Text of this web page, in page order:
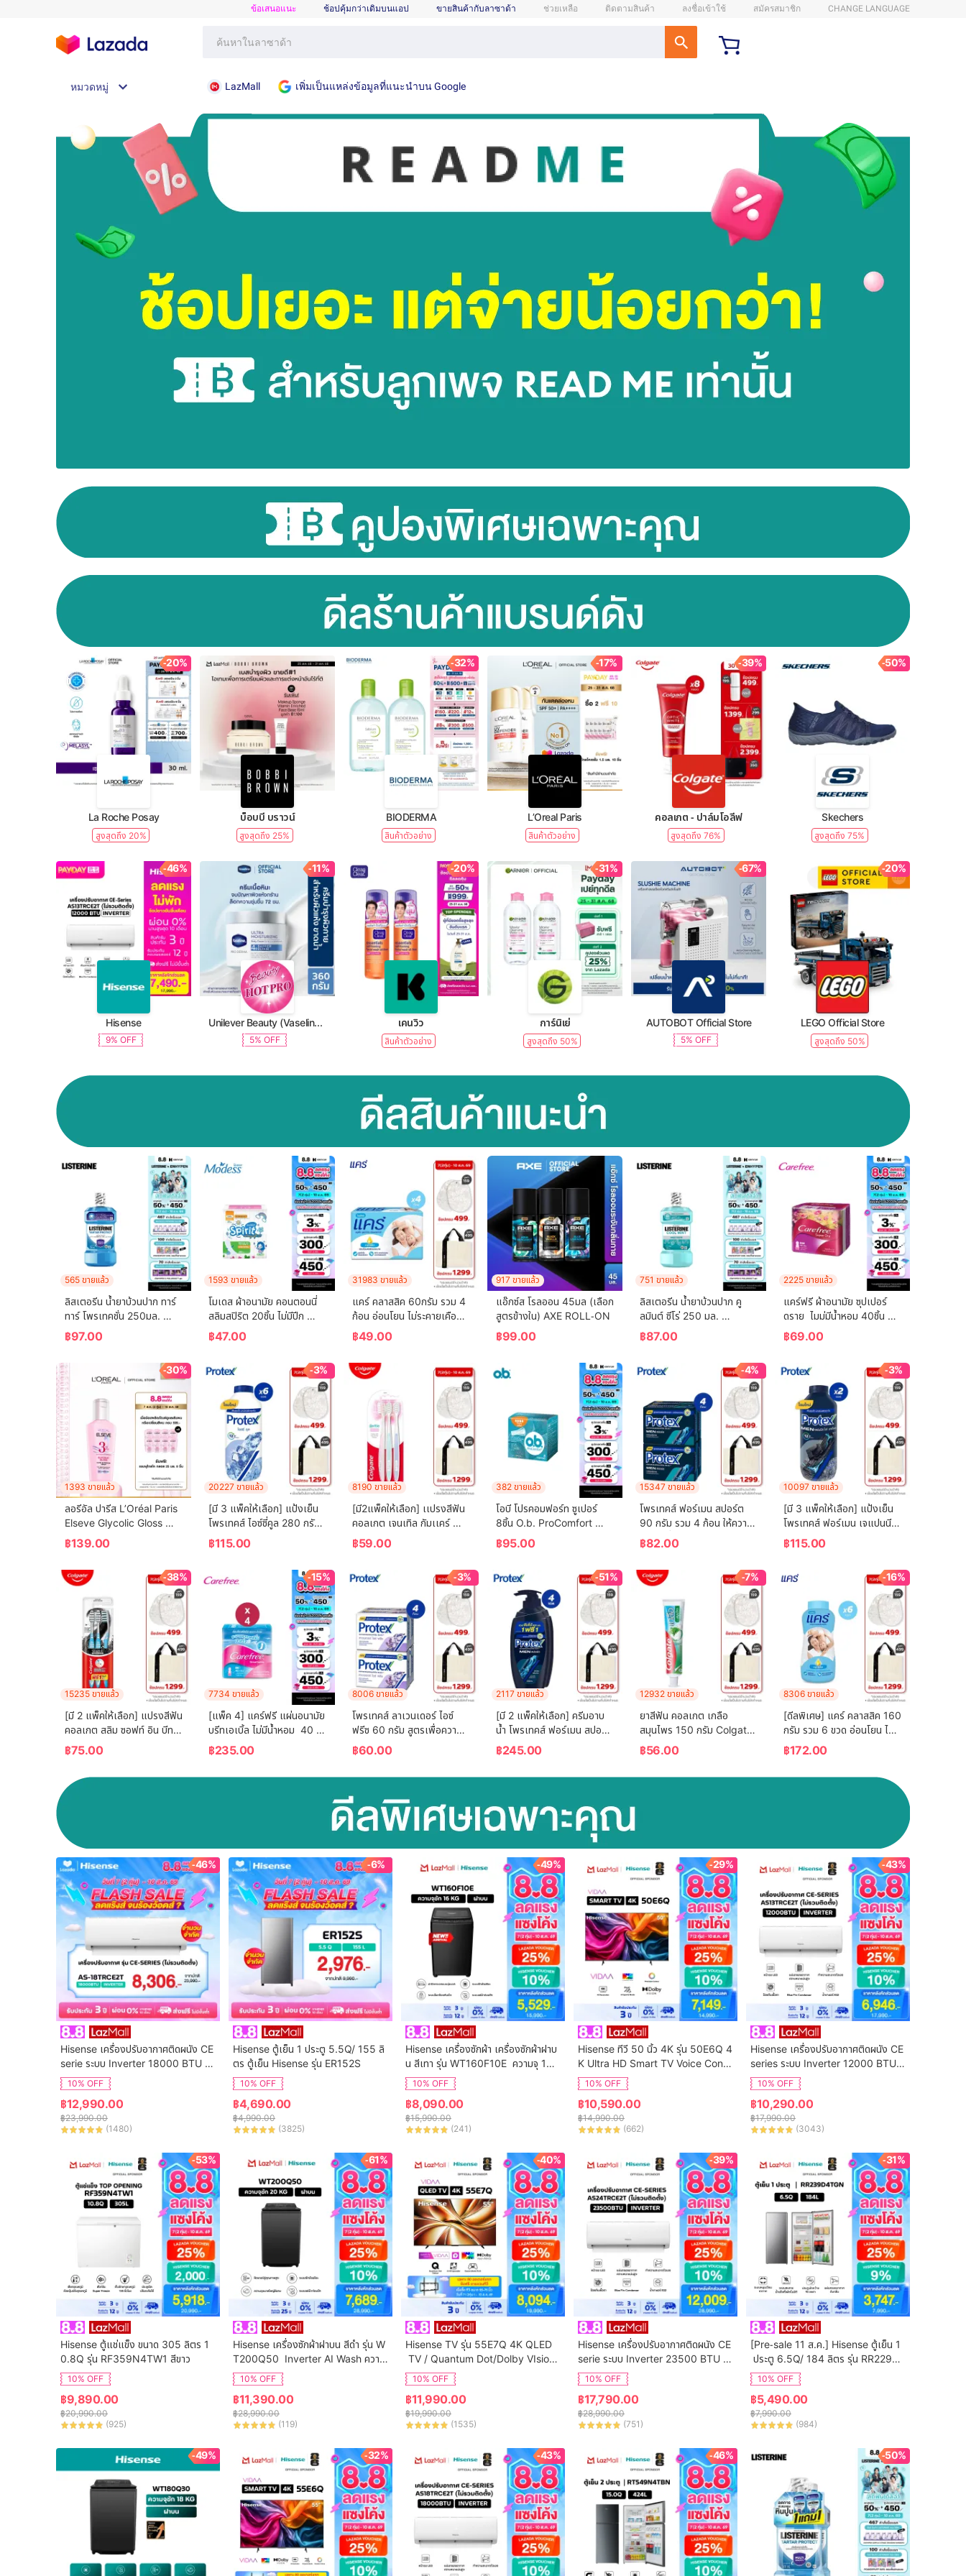
ข้อเสนอแนะ ช้อปคุ้มกว่าเดิมบนแอป ขายสินค้ากับลาซาด้า ช่วยเหลือ ติดตามสินค้า ลงชื่อเข้าใช้ สมัครสมาชิก CHANGE LANGUAGE
หมวดหมู่ LazMall เพิ่มเป็นแหล่งข้อมูลที่แนะนำบน Google
-20%
La Roche Posay
สูงสุดถึง 20%
บ็อบบี้ บราวน์
สูงสุดถึง 25%
-32%
BIODERMA
สินค้าตัวอย่าง
-17%
L’Oreal Paris
สินค้าตัวอย่าง
-39%
คอลเกต - ปาล์มโอลีฟ
สูงสุดถึง 76%
-50%
Skechers
สูงสุดถึง 75%
-46%
Hisense
9% OFF
-11%
Unilever Beauty (Vaseline, Dove, TRESemme, Clear)
5% OFF
-20%
เคนวิว
สินค้าตัวอย่าง
-31%
การ์นิเย่
สูงสุดถึง 50%
-67%
AUTOBOT Official Store
5% OFF
-20%
LEGO Official Store
สูงสุดถึง 50%
565 ขายแล้ว
ลิสเตอรีน น้ำยาบ้วนปาก ทาร์
ทาร์ โพรเทคชั่น 250มล.
Listerine mouthwash
Tartar Protection 250ml.
฿97.00
1593 ขายแล้ว
โมเดส ผ้าอนามัย คอนตอนนี่
สลิมสปิริต 20ชิ้น ไม่มีปีก
Modess Sanitary Napkin
Cottony Slim Spirit 20
฿47.00
31983 ขายแล้ว
แคร์ คลาสสิค 60กรัม รวม 4
ก้อน อ่อนโยน ไม่ระคายเคือง
(สบู่เด็ก) Care Classic Bar
Soap 60g Total 4 Pcs
Gently Cleanses Baby's
Skin (Bar Soap, Baby
Soap, Baby Body Wash)
฿49.00
917 ขายแล้ว
แอ๊กซ์ส โรลออน 45มล (เลือก
สูตรข้างใน) AXE ROLL-ON
฿99.00
751 ขายแล้ว
ลิสเตอรีน น้ำยาบ้วนปาก คู
ลมินต์ ซีโร่ 250 มล.
Listerine mouthwash
Coolmint Zero 250 ml.
฿87.00
2225 ขายแล้ว
แคร์ฟรี ผ้าอนามัย ซุปเปอร์
ดราย  ไมม่มีน้ำหอม 40ชิ้น
Carefree Panty Liner
Super Dry Fragrance-
฿69.00
-30%
1393 ขายแล้ว
ลอรีอัล ปารีส L’Oréal Paris
Elseve Glycolic Gloss
Serum 80ml เซรั่มบำรุงผม
เพื่อผมกลอส เงางาม ผมสวย
สุขภาพดี ปกป้องเส้นผม
฿139.00
-3%
20227 ขายแล้ว
[มี 3 แพ็คให้เลือก] แป้งเย็น
โพรเทคส์ ไอซ์ซี่คูล 280 กรัม
Protex Talcum Powder
Icy Cool 280g
฿115.00
8190 ขายแล้ว
[มี2แพ็คให้เลือก] เเปรงสีฟัน
คอลเกต เจนเทิล กัมเเคร์
(คละสี)  Colgate Gentle
Gum Care (mixed color)
฿59.00
382 ขายแล้ว
โอบี โปรคอมฟอร์ท ซูเปอร์
8ชิ้น O.b. ProComfort
(Blossom) Super 8 ผ้า
อนามัยแบบสอด
฿95.00
-4%
15347 ขายแล้ว
โพรเทคส์ ฟอร์เมน สปอร์ต
90 กรัม รวม 4 ก้อน ให้ความ
เย็นสดชื่นยาวนาน (สบู่ก้อน)
Protex For Men Sport
90g Total 4 Pcs Helps
Reduce Bacteria
Accumulation (Bar Soap)
฿82.00
-3%
10097 ขายแล้ว
[มี 3 แพ็คให้เลือก] แป้งเย็น
โพรเทคส์ ฟอร์เมน เจแปนนีส
ไวท์ ชาร์โคล 280 กรัม
Protex Talcum Powder
For Men Japanese White
Charcoal 280g
฿115.00
-38%
15235 ขายแล้ว
[มี 2 แพ็คให้เลือก] แปรงสีฟัน
คอลเกต สลิม ซอฟท์ อิน บีทวี
น คลีน ชาร์โคล   (คละสี)
Colgate Slim Soft In
Between Clean Charcoal
Toothbrush  (mixed
฿75.00
-15%
7734 ขายแล้ว
[แพ็ค 4] แคร์ฟรี แผ่นอนามัย
บรีทเอเบิ้ล ไม่มีน้ำหอม  40
ชิ้น x 4 Carefree Panty
Liner Fragrance-Free
Breathable 40 pcs. x 4
฿235.00
-3%
8006 ขายแล้ว
โพรเทคส์ ลาเวนเดอร์ ไอซ์
ฟรีซ 60 กรัม สูตรเพื่อความ
เย็น พร้อมกลิ่นหอมผ่อนคลาย
แพ็ค 4 ก้อน (สบู่ก้อน)
Protex Lavender Ice
฿60.00
-51%
2117 ขายแล้ว
[มี 2 แพ็คให้เลือก] ครีมอาบ
น้ำ โพรเทคส์ ฟอร์เมน สปอร์ต
ขวดปั๊ม 600 ม.ล. Protex
For Men Sport Shower
Cream 600  ml. Pump
฿245.00
-7%
12932 ขายแล้ว
ยาสีฟัน คอลเกต เกลือ
สมุนไพร 150 กรัม Colgate
Salt Herbal 150g Single
฿56.00
-16%
8306 ขายแล้ว
[ดีลพิเศษ] แคร์ คลาสสิค 160
กรัม รวม 6 ขวด อ่อนโยน ไม่
ระคายเคือง (แป้งเด็ก) Care
Classic 160g ฺ Total 6
Pcs (Baby Talcum
฿172.00
-46%
Hisense เครื่องปรับอากาศติดผนัง CE
serie ระบบ Inverter 18000 BTU รุ่น
AS-18TRCE2T
10% OFF
฿12,990.00
฿23,990.00
(1480)
-6%
Hisense ตู้เย็น 1 ประตู 5.5Q/ 155 ลิ
ตร ตู้เย็น Hisense รุ่น ER152S
10% OFF
฿4,690.00
฿4,990.00
(3825)
-49%
Hisense เครื่องซักผ้า เครื่องซักผ้าฝาบ
น สีเทา รุ่น WT160F10E  ความจุ 16
กก. New ไม่มีบริการติดตั้ง
10% OFF
฿8,090.00
฿15,990.00
(241)
-29%
Hisense ทีวี 50 นิ้ว 4K รุ่น 50E6Q 4
K Ultra HD Smart TV Voice Contr
ol WIFI Build in Netflix & Youtube
VIDAA U7.6  /DVB-T2 / USB2.0 /
HDMI /AV / DTS Virtual X / Dolby
Digital
10% OFF
฿10,590.00
฿14,990.00
(662)
-43%
Hisense เครื่องปรับอากาศติดผนัง CE
series ระบบ Inverter 12000 BTU รุ่
น AS-13TRCE2T (ไม่รวมค่าติดตั้ง)
10% OFF
฿10,290.00
฿17,990.00
(3043)
-53%
Hisense ตู้แช่แข็ง ขนาด 305 ลิตร 1
0.8Q รุ่น RF359N4TW1 สีขาว
10% OFF
฿9,890.00
฿20,990.00
(925)
-61%
Hisense เครื่องซักผ้าฝาบน สีดำ รุ่น W
T200Q50  Inverter AI Wash ความ
จุ 20 กก. New ไม่มีบริการติดตั้ง
10% OFF
฿11,390.00
฿28,990.00
(119)
-40%
Hisense TV รุ่น 55E7Q 4K QLED
TV / Quantum Dot/Dolby VIsion,
HDR10+ HSG/VIDAA U9 / Dollby
Atmos Hand-Free Voice Control
Netflix Youtube /Game Mode VR
R, ALLM / WIFI 5 /Bluetooth 5.0 /
HDMI
10% OFF
฿11,990.00
฿19,990.00
(1535)
-39%
Hisense เครื่องปรับอากาศติดผนัง CE
serie ระบบ Inverter 23500 BTU รุ่
น AS-24TRCE2T
10% OFF
฿17,790.00
฿28,990.00
(751)
-31%
[Pre-sale 11 ส.ค.] Hisense ตู้เย็น 1
ประตู 6.5Q/ 184 ลิตร รุ่น RR229D4
AD1
10% OFF
฿5,490.00
฿7,990.00
(984)
-49% -32% -43% -46% -50%